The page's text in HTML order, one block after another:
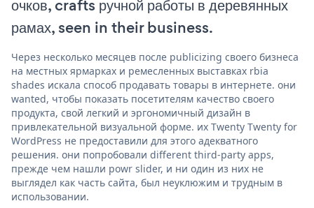
очков, crafts ручной работы в деревянных
рамах, seen in their business.
Через несколько месяцев после publicizing своего бизнеса
на местных ярмарках и ремесленных выставках rbia
shades искала способ продавать товары в интернете. они
wanted, чтобы показать посетителям качество своего
продукта, свой легкий и эргономичный дизайн в
привлекательной визуальной форме. их Twenty Twenty for
WordPress не предоставили для этого адекватного
решения. они попробовали different third-party apps,
прежде чем нашли powr slider, и ни один из них не
выглядел как часть сайта, был неуклюжим и трудным в
использовании.